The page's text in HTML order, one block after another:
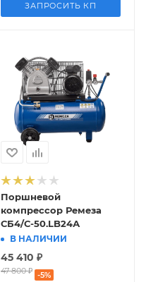
ЗАПРОСИТЬ КП
Поршневой
компрессор Ремеза
СБ4/С-50.LB24А
В НАЛИЧИИ
45 410 ₽
47 800₽ -5%